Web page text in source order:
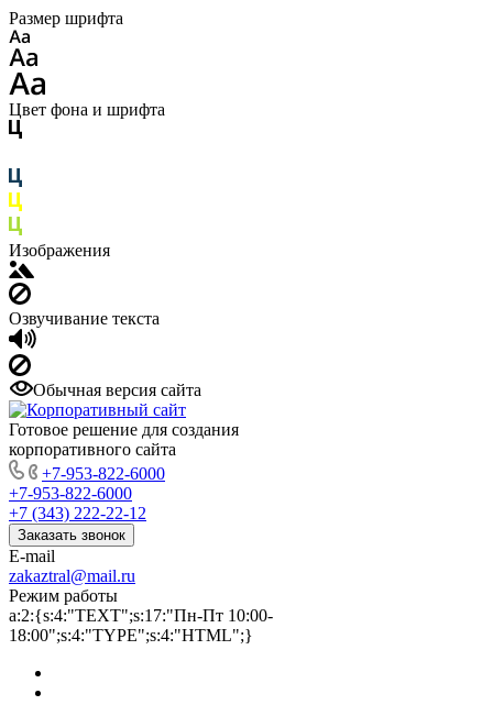
Размер шрифта
Цвет фона и шрифта
Изображения
Озвучивание текста
Обычная версия сайта
Готовое решение для создания
корпоративного сайта
+7-953-822-6000
+7-953-822-6000
+7 (343) 222-22-12
Заказать звонок
E-mail
zakaztral@mail.ru
Режим работы
a:2:{s:4:"TEXT";s:17:"Пн-Пт 10:00-
18:00";s:4:"TYPE";s:4:"HTML";}